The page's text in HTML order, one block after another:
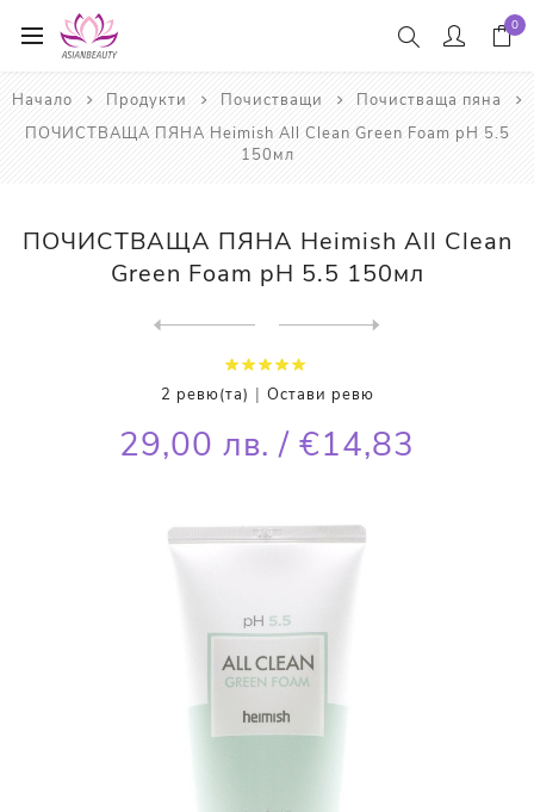
0
Начало Продукти Почистващи
Почистваща пяна
ПОЧИСТВАЩА ПЯНА Heimish All Clean Green Foam pH 5.5
150мл
ПОЧИСТВАЩА ПЯНА Heimish All Clean
Green Foam pH 5.5 150мл
2 ревю(та) | Остави ревю
29,00 лв. / €14,83